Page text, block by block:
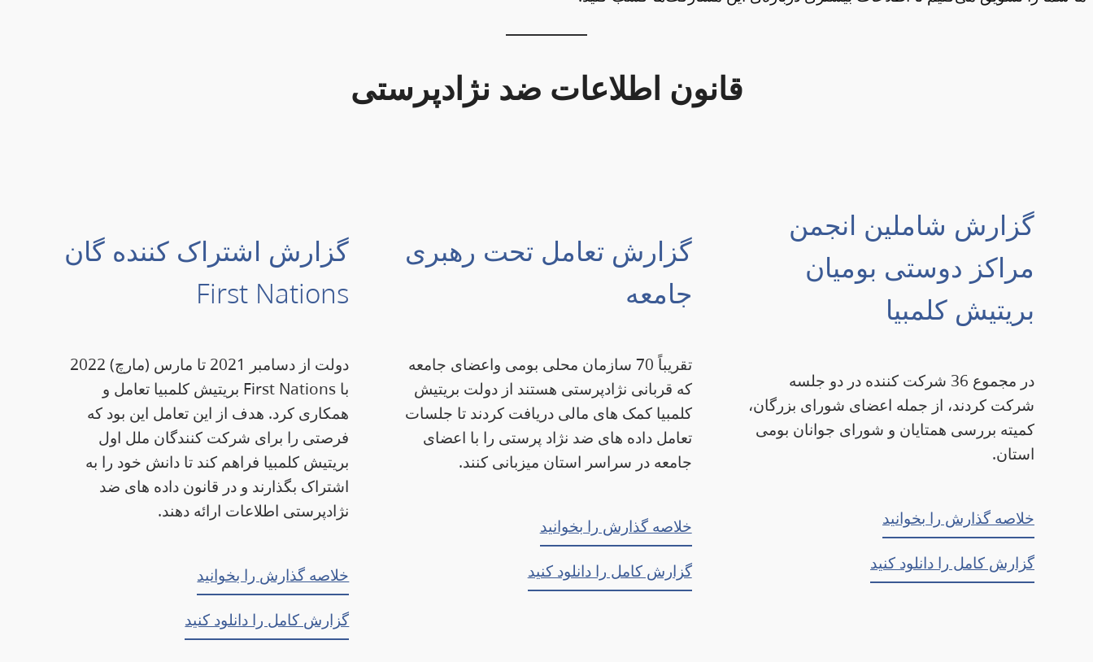
قانون اطلاعات ضد نژادپرستی
گزارش شاملین انجمن
مراکز دوستی بومیان
بریتیش کلمبیا
در مجموع 36 شرکت کننده در دو جلسه
شرکت کردند، از جمله اعضای شورای بزرگان،
کمیته بررسی همتایان و شورای جوانان بومی
استان.
خلاصه گذارش را بخوانید
گزارش کامل را دانلود کنید
گزارش تعامل تحت رهبری
جامعه
تقریباً 70 سازمان محلی بومی واعضای جامعه
که قربانی نژادپرستی هستند از دولت بریتیش
کلمبیا کمک های مالی دریافت کردند تا جلسات
تعامل داده های ضد نژاد پرستی را با اعضای
جامعه در سراسر استان میزبانی کنند.
خلاصه گذارش را بخوانید
گزارش کامل را دانلود کنید
گزارش اشتراک کننده گان
First Nations
دولت از دسامبر 2021 تا مارس (مارچ) 2022
با First Nations بریتیش کلمبیا تعامل و
همکاری کرد. هدف از این تعامل این بود که
فرصتی را برای شرکت کنندگان ملل اول
بریتیش کلمبیا فراهم کند تا دانش خود را به
اشتراک بگذارند و در قانون داده های ضد
نژادپرستی اطلاعات ارائه دهند.
خلاصه گذارش را بخوانید
گزارش کامل را دانلود کنید